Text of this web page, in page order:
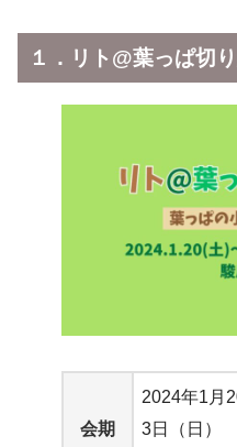
１．リト@葉っぱ切
会期
2024年1月
3日（日）